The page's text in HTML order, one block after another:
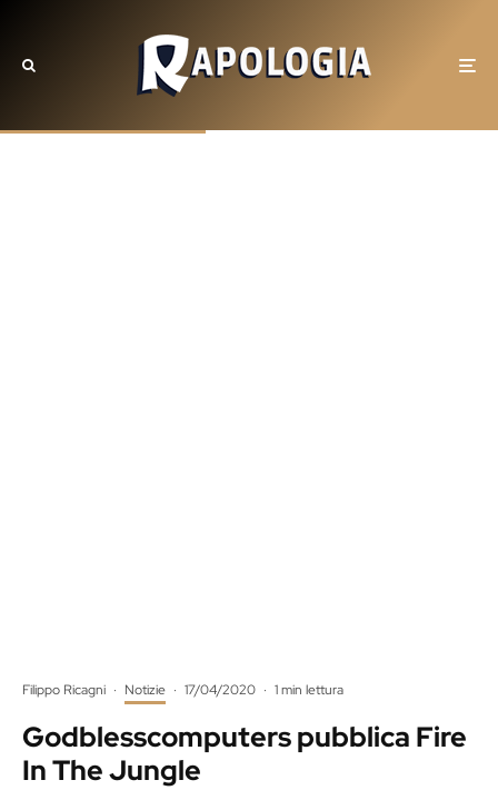
Filippo Ricagni · Notizie · 17/04/2020 · 1 min lettura
Godblesscomputers pubblica Fire
In The Jungle